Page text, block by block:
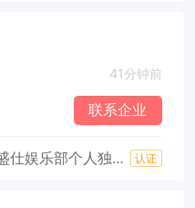
41分钟前
联系企业
硬核台球2店（永城市盛仕娱乐部个人独资) 认证